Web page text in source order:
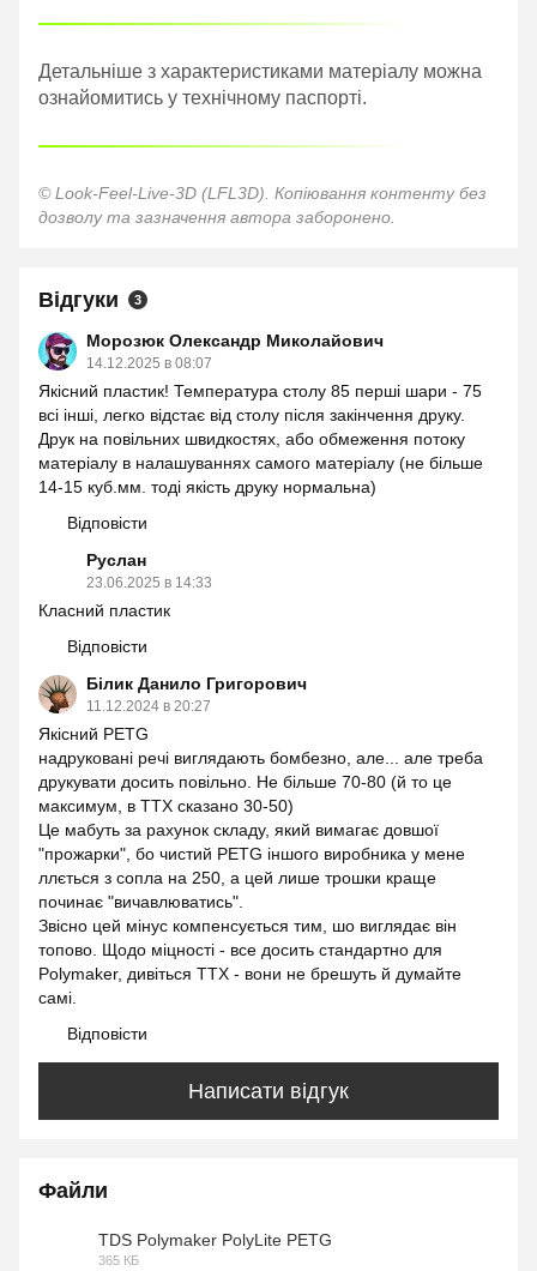
Детальніше з характеристиками матеріалу можна
ознайомитись у технічному паспорті.
© Look-Feel-Live-3D (LFL3D). Копіювання контенту без
дозволу та зазначення автора заборонено.
Відгуки 3
Морозюк Олександр Миколайович
14.12.2025 в 08:07
Якісний пластик! Температура столу 85 перші шари - 75
всі інші, легко відстає від столу після закінчення друку.
Друк на повільних швидкостях, або обмеження потоку
матеріалу в налашуваннях самого матеріалу (не більше
14-15 куб.мм. тоді якість друку нормальна)
Відповісти
Руслан
23.06.2025 в 14:33
Класний пластик
Відповісти
Білик Данило Григорович
11.12.2024 в 20:27
Якісний PETG
надруковані речі виглядають бомбезно, але... але треба
друкувати досить повільно. Не більше 70-80 (й то це
максимум, в ТТХ сказано 30-50)
Це мабуть за рахунок складу, який вимагає довшої
"прожарки", бо чистий PETG іншого виробника у мене
ллється з сопла на 250, а цей лише трошки краще
починає "вичавлюватись".
Звісно цей мінус компенсується тим, шо виглядає він
топово. Щодо міцності - все досить стандартно для
Polymaker, дивіться ТТХ - вони не брешуть й думайте
самі.
Відповісти
Написати відгук
Файли
TDS Polymaker PolyLite PETG
365 КБ